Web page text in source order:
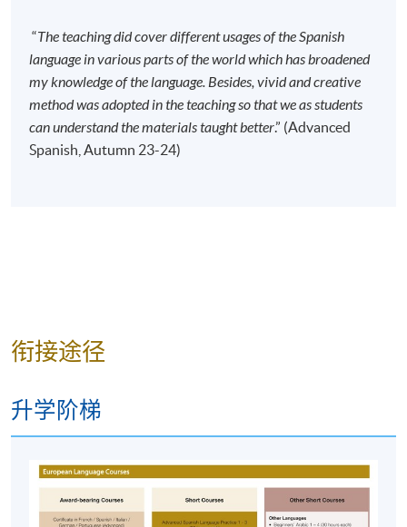
“The teaching did cover different usages of the Spanish
language in various parts of the world which has broadened
my knowledge of the language. Besides, vivid and creative
method was adopted in the teaching so that we as students
can understand the materials taught better.” (Advanced
Spanish, Autumn 23-24)
衔接途径
升学阶梯